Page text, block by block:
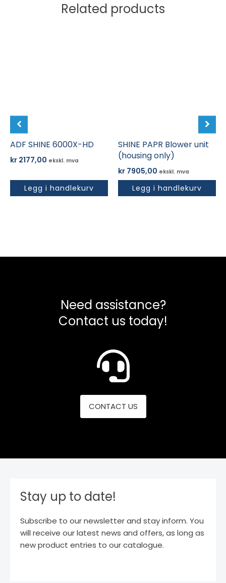
Related products
ADF SHINE 6000X-HD
kr 2177,00 ekskl. mva
Legg i handlekurv
SHINE PAPR Blower unit
(housing only)
kr 7905,00 ekskl. mva
Legg i handlekurv
Need assistance?
Contact us today!
CONTACT US
Stay up to date!
Subscribe to our newsletter and stay inform. You
will receive our latest news and offers, as long as
new product entries to our catalogue.